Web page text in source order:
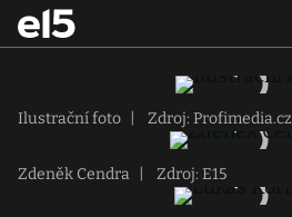
Ilustrační foto Zdroj: Profimedia.cz
Zdeněk Cendra Zdroj: E15